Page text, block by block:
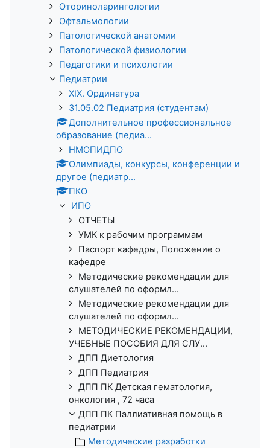
Оториноларингологии
Офтальмологии
Патологической анатомии
Патологической физиологии
Педагогики и психологии
Педиатрии
XIX. Ординатура
31.05.02 Педиатрия (студентам)
Дополнительное профессиональное
образование (педиа...
НМОПИДПО
Олимпиады, конкурсы, конференции и
другое (педиатр...
ПКО
ИПО
ОТЧЕТЫ
УМК к рабочим программам
Паспорт кафедры, Положение о
кафедре
Методические рекомендации для
слушателей по оформл...
Методические рекомендации для
слушателей по оформл...
МЕТОДИЧЕСКИЕ РЕКОМЕНДАЦИИ,
УЧЕБНЫЕ ПОСОБИЯ ДЛЯ СЛУ...
ДПП Диетология
ДПП Педиатрия
ДПП ПК Детская гематология,
онкология , 72 часа
ДПП ПК Паллиативная помощь в
педиатрии
Методические разработки